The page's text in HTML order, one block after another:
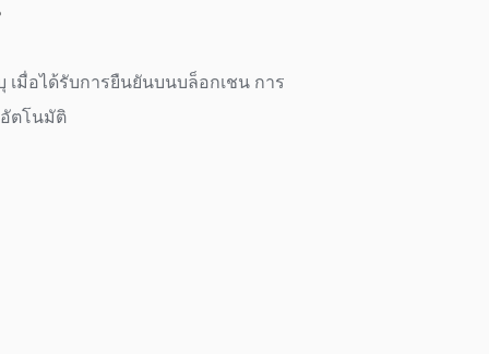
เมื่อได้รับการยืนยันบนบล็อกเชน การ
ตโนมัติ